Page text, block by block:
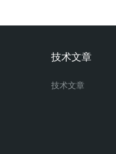
技术文章
技术文章